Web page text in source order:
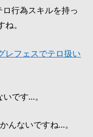
ロ行為スキルを持っ
。
レフェスでテロ扱い
です…。
んないですね…。